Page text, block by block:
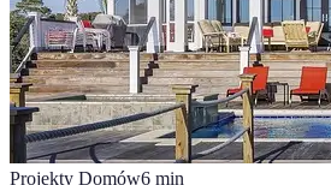
Projekty Domów6 min